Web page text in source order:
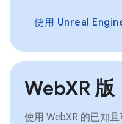
使用 Unreal
WebXR 版
使用 WebXR 的已知